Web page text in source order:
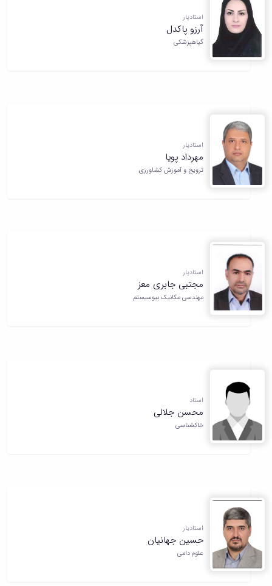
استادیار
آرزو پاکدل
گیاهپزشکی
استادیار
مهرداد پویا
ترویج و آموزش کشاورزی
استادیار
مجتبی جابری معز
مهندسی مکانیک بیوسیستم
استاد
محسن جلالی
خاکشناسی
استادیار
حسین جهانیان
علوم دامی